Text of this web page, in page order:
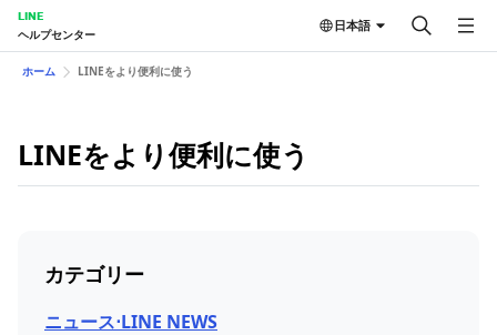
LINE
ヘルプセンター
日本語
ホーム LINEをより便利に使う
LINEをより便利に使う
カテゴリー
ニュース⋅LINE NEWS